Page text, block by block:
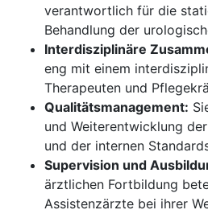
verantwortlich für die
Behandlung der
Interdisziplinäre
eng mit einem
Therapeuten und
Qualitätsmanagement:
und Weiterentwicklung
und der internen
Supervision und
ärztlichen Fortbildung
Assistenzärzte bei ihrer